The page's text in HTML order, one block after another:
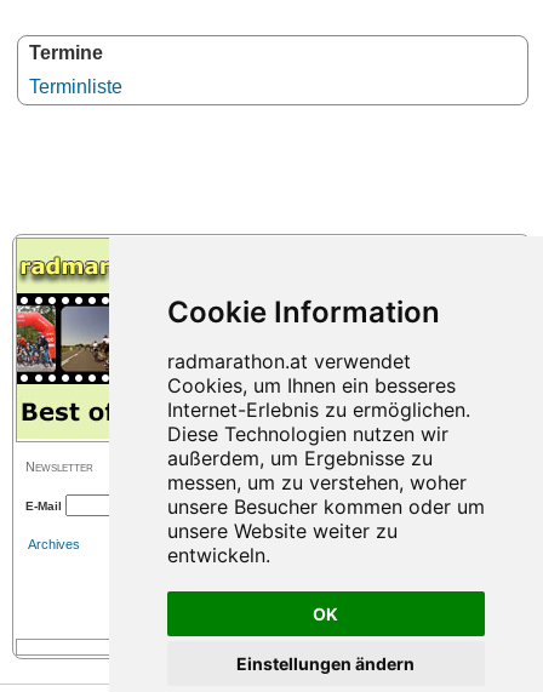
OK
Einstellungen ändern
Termine
Terminliste
Newsletter
E-Mail
Archives